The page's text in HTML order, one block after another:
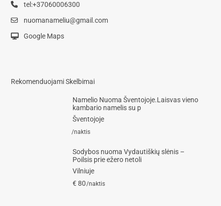
tel:+37060006300
nuomanameliu@gmail.com
Google Maps
Rekomenduojami Skelbimai
Namelio Nuoma Šventojoje.Laisvas vieno
kambario namelis su p
Šventojoje
/naktis
Sodybos nuoma Vydautiškių slėnis –
Poilsis prie ežero netoli
Vilniuje
€ 80/naktis